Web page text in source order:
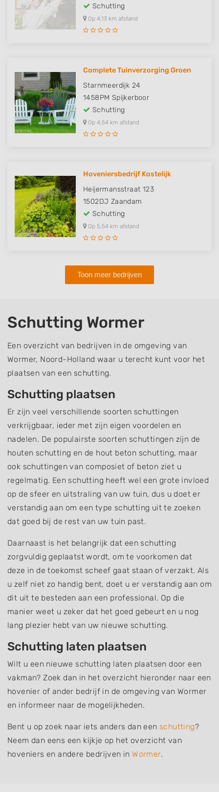
Schutting
Op 4,13 km afstand
Complete Tuinverzorging Groen
Starnmeerdijk 24
1458PM Spijkerboor
Schutting
Op 4,54 km afstand
Hoveniersbedrijf Kostelijk
Heijermansstraat 123
1502DJ Zaandam
Schutting
Op 5,54 km afstand
Toon meer bedrijven
Schutting Wormer
Een overzicht van bedrijven in de omgeving van
Wormer, Noord-Holland waar u terecht kunt voor het
plaatsen van een schutting.
Schutting plaatsen
Er zijn veel verschillende soorten schuttingen
verkrijgbaar, ieder met zijn eigen voordelen en
nadelen. De populairste soorten schuttingen zijn de
houten schutting en de hout beton schutting, maar
ook schuttingen van composiet of beton ziet u
regelmatig. Een schutting heeft wel een grote invloed
op de sfeer en uitstraling van uw tuin, dus u doet er
verstandig aan om een type schutting uit te zoeken
dat goed bij de rest van uw tuin past.
Daarnaast is het belangrijk dat een schutting
zorgvuldig geplaatst wordt, om te voorkomen dat
deze in de toekomst scheef gaat staan of verzakt. Als
u zelf niet zo handig bent, doet u er verstandig aan om
dit uit te besteden aan een professional. Op die
manier weet u zeker dat het goed gebeurt en u nog
lang plezier hebt van uw nieuwe schutting.
Schutting laten plaatsen
Wilt u een nieuwe schutting laten plaatsen door een
vakman? Zoek dan in het overzicht hieronder naar een
hovenier of ander bedrijf in de omgeving van Wormer
en informeer naar de mogelijkheden.
Bent u op zoek naar iets anders dan een schutting?
Neem dan eens een kijkje op het overzicht van
hoveniers en andere bedrijven inWormer.